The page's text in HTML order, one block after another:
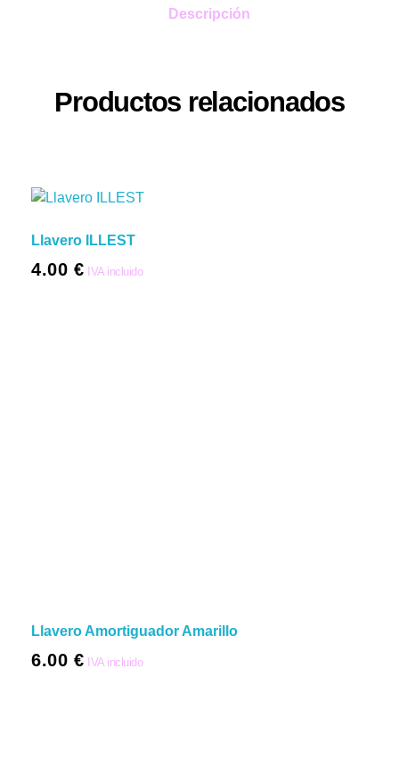
Descripción
Productos relacionados
Llavero ILLEST
4.00 € IVA incluido
Llavero Amortiguador Amarillo
6.00 € IVA incluido